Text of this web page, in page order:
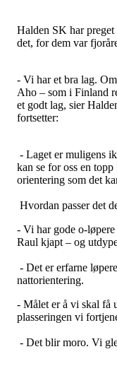
Halden SK har preget
det, for dem var
- Vi har et bra lag.
Aho – som i Finland
et godt lag, sier
fortsetter:
- Laget er muligens
kan se for oss en topp
orientering som det
Hvordan passer det
- Vi har gode o-løpere
Raul kjapt – og
- Det er erfarne
nattorientering.
- Målet er å vi skal få
plasseringen vi
- Det blir moro. Vi